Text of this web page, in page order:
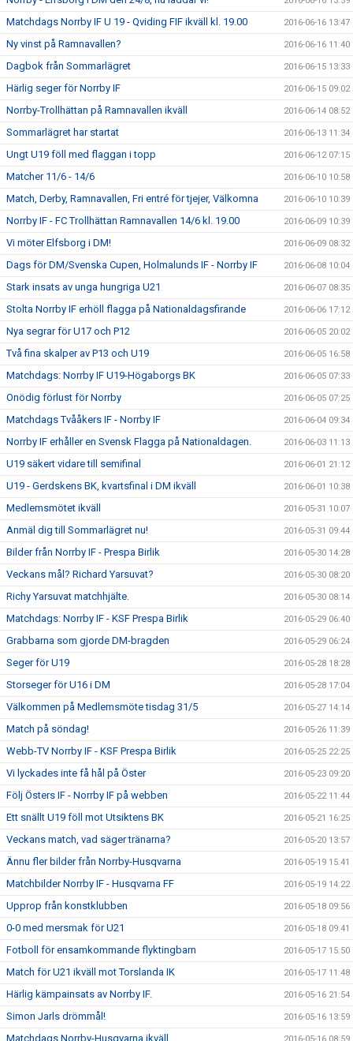
Matchdags Norrby IF U 19 - Qviding FIF ikväll kl. 19.00 2016-06-16 13:47
Ny vinst på Ramnavallen? 2016-06-16 11:40
Dagbok från Sommarlägret 2016-06-15 13:33
Härlig seger för Norrby IF 2016-06-15 09:02
Norrby-Trollhättan på Ramnavallen ikväll 2016-06-14 08:52
Sommarlägret har startat 2016-06-13 11:34
Ungt U19 föll med flaggan i topp 2016-06-12 07:15
Matcher 11/6 - 14/6 2016-06-10 10:58
Match, Derby, Ramnavallen, Fri entré för tjejer, Välkomna 2016-06-10 10:39
Norrby IF - FC Trollhättan Ramnavallen 14/6 kl. 19.00 2016-06-09 10:39
Vi möter Elfsborg i DM! 2016-06-09 08:32
Dags för DM/Svenska Cupen, Holmalunds IF - Norrby IF 2016-06-08 10:04
Stark insats av unga hungriga U21 2016-06-07 08:35
Stolta Norrby IF erhöll flagga på Nationaldagsfirande 2016-06-06 17:12
Nya segrar för U17 och P12 2016-06-05 20:02
Två fina skalper av P13 och U19 2016-06-05 16:58
Matchdags: Norrby IF U19-Högaborgs BK 2016-06-05 07:33
Onödig förlust för Norrby 2016-06-05 07:25
Matchdags Tvååkers IF - Norrby IF 2016-06-04 09:34
Norrby IF erhåller en Svensk Flagga på Nationaldagen. 2016-06-03 11:13
U19 säkert vidare till semifinal 2016-06-01 21:12
U19 - Gerdskens BK, kvartsfinal i DM ikväll 2016-06-01 10:38
Medlemsmötet ikväll 2016-05-31 10:07
Anmäl dig till Sommarlägret nu! 2016-05-31 09:44
Bilder från Norrby IF - Prespa Birlik 2016-05-30 14:28
Veckans mål? Richard Yarsuvat? 2016-05-30 08:20
Richy Yarsuvat matchhjälte. 2016-05-30 08:14
Matchdags: Norrby IF - KSF Prespa Birlik 2016-05-29 06:40
Grabbarna som gjorde DM-bragden 2016-05-29 06:24
Seger för U19 2016-05-28 18:28
Storseger för U16 i DM 2016-05-28 17:04
Välkommen på Medlemsmöte tisdag 31/5 2016-05-27 14:14
Match på söndag! 2016-05-26 11:39
Webb-TV Norrby IF - KSF Prespa Birlik 2016-05-25 22:25
Vi lyckades inte få hål på Öster 2016-05-23 09:20
Följ Östers IF - Norrby IF på webben 2016-05-22 11:44
Ett snällt U19 föll mot Utsiktens BK 2016-05-21 16:25
Veckans match, vad säger tränarna? 2016-05-20 13:57
Ännu fler bilder från Norrby-Husqvarna 2016-05-19 15:41
Matchbilder Norrby IF - Husqvarna FF 2016-05-19 14:22
Upprop från konstklubben 2016-05-18 09:56
0-0 med mersmak för U21 2016-05-18 09:41
Fotboll för ensamkommande flyktingbarn 2016-05-17 15:50
Match för U21 ikväll mot Torslanda IK 2016-05-17 11:48
Härlig kämpainsats av Norrby IF. 2016-05-16 21:54
Simon Jarls drömmål! 2016-05-16 13:59
Matchdags Norrby-Husqvarna ikväll